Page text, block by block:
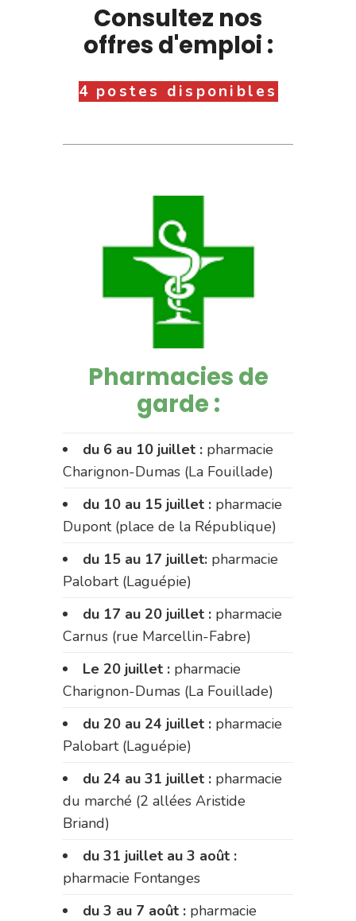
Consultez nos
offres d'emploi :
4 postes disponibles
Pharmacies de
garde :
du 6 au 10 juillet : pharmacie
Charignon-Dumas (La Fouillade)
du 10 au 15 juillet : pharmacie
Dupont (place de la République)
du 15 au 17 juillet: pharmacie
Palobart (Laguépie)
du 17 au 20 juillet : pharmacie
Carnus (rue Marcellin-Fabre)
Le 20 juillet : pharmacie
Charignon-Dumas (La Fouillade)
du 20 au 24 juillet : pharmacie
Palobart (Laguépie)
du 24 au 31 juillet : pharmacie
du marché (2 allées Aristide
Briand)
du 31 juillet au 3 août :
pharmacie Fontanges
du 3 au 7 août : pharmacie